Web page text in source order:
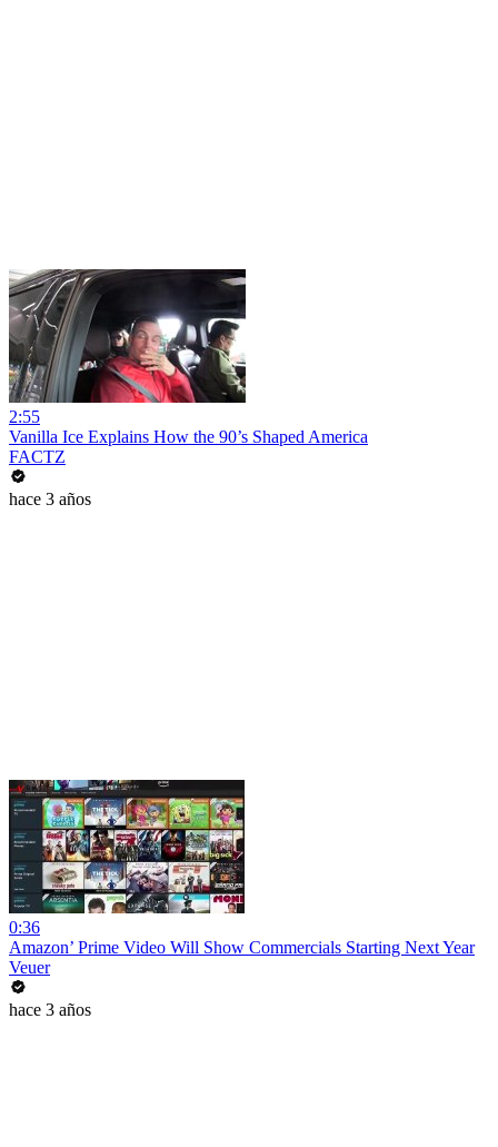
2:55
Vanilla Ice Explains How the 90’s Shaped America
FACTZ
hace 3 años
0:36
Amazon’ Prime Video Will Show Commercials Starting Next Year
Veuer
hace 3 años